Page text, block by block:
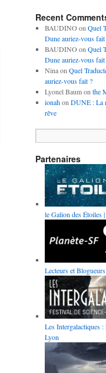
Recent
BAUDINOon Quel
Dune auriez-vous fait
BAUDINOon Quel
Dune auriez-vous fait
Ninaon Quel
auriez-vous fait ?
Lyonel Baumon the
ionahon DUNE : La
rêve
Partenaires
le Galion des Étoiles
Lecteurs et
Les Intergalactiques
Lyon